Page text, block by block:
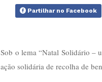
Partilhar no Facebook
Sob o lema “Natal Solidário –
ação solidária de recolha de